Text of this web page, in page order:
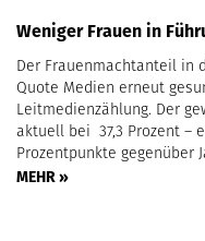
Weniger Frauen in
Der Frauenmachtanteil in
Quote Medien erneut
Leitmedienzählung. Der
aktuell bei 37,3 Prozent –
Prozentpunkte gegenüber
MEHR »